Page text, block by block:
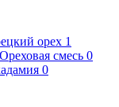
орех 1
Ореховая смесь 0
0